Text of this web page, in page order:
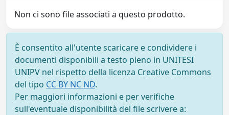
Non ci sono file associati a questo prodotto.
È consentito all'utente scaricare e condividere i
documenti disponibili a testo pieno in UNITESI
UNIPV nel rispetto della licenza Creative Commons
del tipo CC BY NC ND.
Per maggiori informazioni e per verifiche
sull'eventuale disponibilità del file scrivere a: